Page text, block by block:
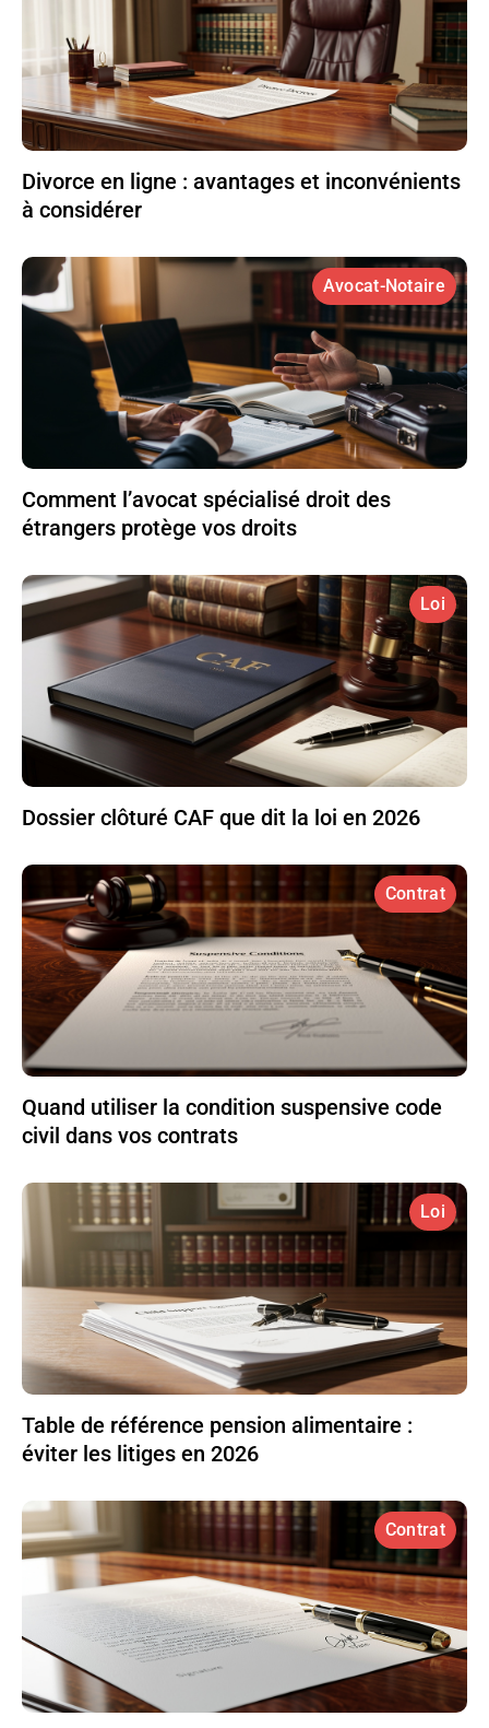
Divorce en ligne : avantages et inconvénients
à considérer
Avocat-Notaire
Comment l’avocat spécialisé droit des
étrangers protège vos droits
Loi
Dossier clôturé CAF que dit la loi en 2026
Contrat
Quand utiliser la condition suspensive code
civil dans vos contrats
Loi
Table de référence pension alimentaire :
éviter les litiges en 2026
Contrat